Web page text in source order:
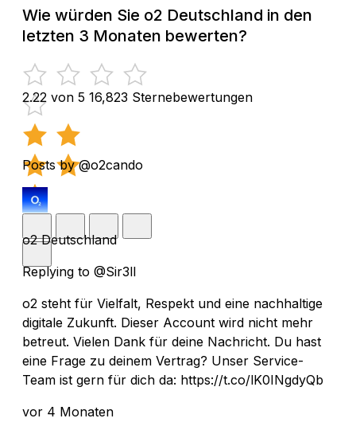
Wie würden Sie o2 Deutschland in den
letzten 3 Monaten bewerten?
2.22 von 5 16,823 Sternebewertungen
Posts by @o2cando
o2 Deutschland
Replying to @Sir3ll
o2 steht für Vielfalt, Respekt und eine nachhaltige
digitale Zukunft. Dieser Account wird nicht mehr
betreut. Vielen Dank für deine Nachricht. Du hast
eine Frage zu deinem Vertrag? Unser Service-
Team ist gern für dich da: https://t.co/lK0INgdyQb
vor 4 Monaten